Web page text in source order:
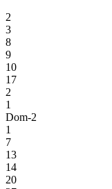
2
3
8
9
10
17
2
1
Dom-2
1
7
13
14
20